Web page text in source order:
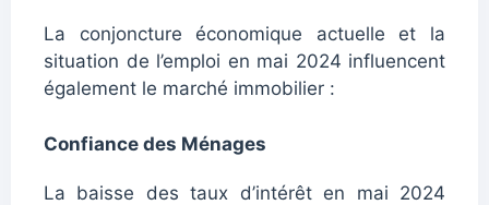
La conjoncture économique actuelle et la
situation de l’emploi en mai 2024 influencent
également le marché immobilier :
Confiance des Ménages
La baisse des taux d’intérêt en mai 2024